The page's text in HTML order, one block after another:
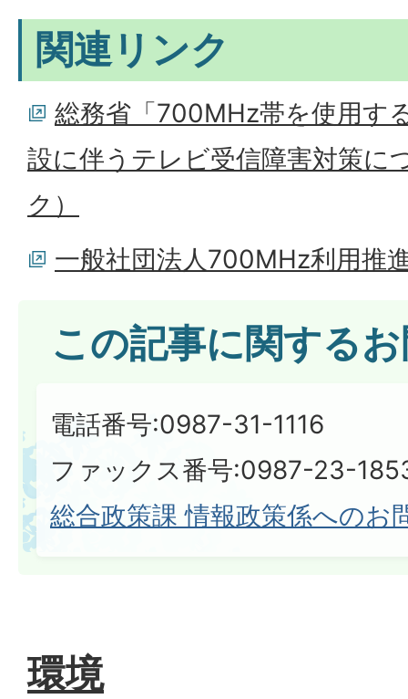
関連リンク
総務省「700MHz帯を使用す
設に伴うテレビ受信障害対策に
ク）
一般社団法人700MHz利用推
この記事に関する
電話番号:0987-31-1116
ファックス番号:0987-23-
総合政策課 情報政策係へのお
環境